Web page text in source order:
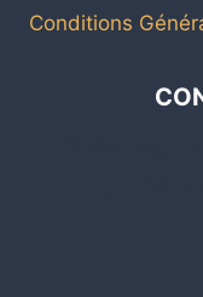
Conditions